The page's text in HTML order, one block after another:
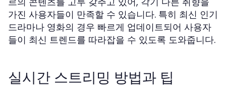
가진 사용자들이 만족할 수 있습니다. 특히 최신 인기
드라마나 영화의 경우 빠르게 업데이트되어 사용자
들이 최신 트렌드를 따라잡을 수 있도록 도와줍니다.
실시간 스트리밍 방법과 팁